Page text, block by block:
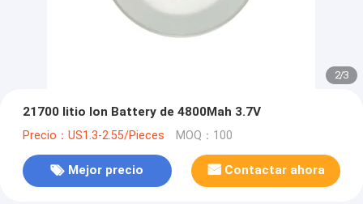
2/3
21700 litio Ion Battery de 4800Mah 3.7V
Precio：US1.3-2.55/Pieces MOQ：100
Mejor precio Contactar ahora